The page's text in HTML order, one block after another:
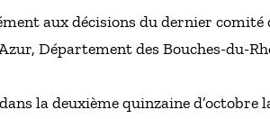
aux décisions du dernier
Département des Bouches-du-
la deuxième quinzaine d’octobre